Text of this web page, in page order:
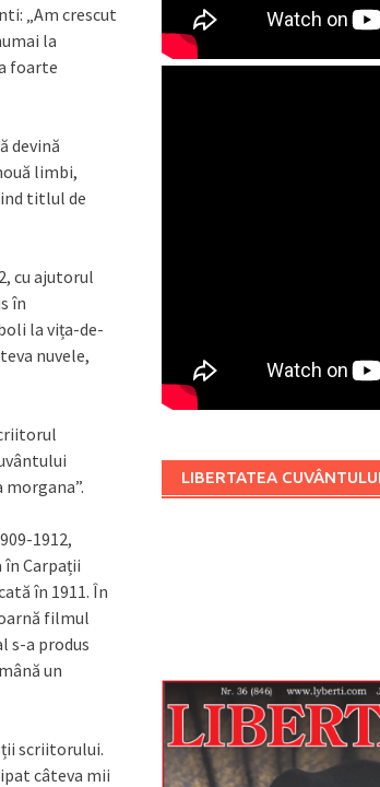
„Am crescut
la
foarte
devină
limbi,
titlul de
cu ajutorul
în
la vița-de-
nuvele,
1912,
Carpații
în 1911. În
filmul
s-a produs
un
scriitorului.
câteva mii
LIBERTATEA